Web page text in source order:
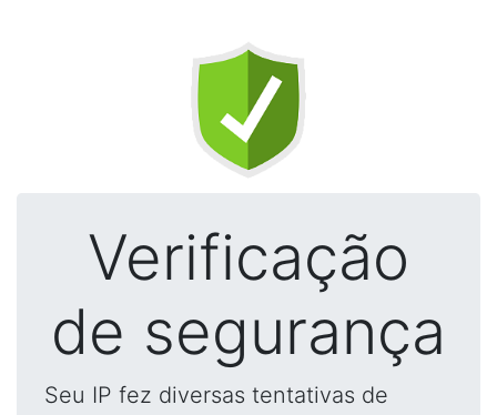
Verificação
de segurança
Seu IP fez diversas tentativas de